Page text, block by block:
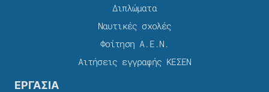
Διπλώματα
Ναυτικές σχολές
Φοίτηση Α.Ε.Ν.
Αιτήσεις εγγραφής ΚΕΣΕΝ
ΕΡΓΑΣΙΑ